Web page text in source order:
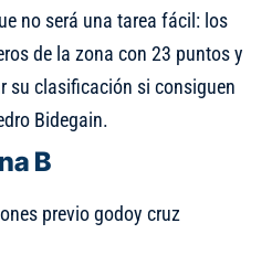
no será una tarea fácil: los
de la zona con 23 puntos y
su clasificación si consiguen
Bidegain.
B